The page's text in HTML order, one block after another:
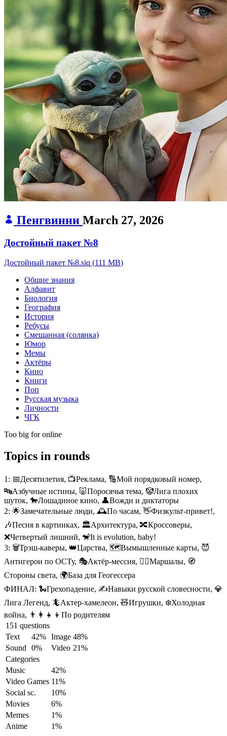
ПенгвинниMarch 27, 2026
Достойный пакет №8
Достойный пакет №8.siq (111 MB)
Общие знания
Алфавит
Биология
География
История
Ребусы
Смешанная (солянка)
Юмор
Мемы
Актёры
Кино
Книги
Поп
Русская музыка
Личности
ЧГК
Too big for online
Topics in rounds
1: 📅Десятилетия, 📺Реклама, 🔢Мой порядковый номер,
🔤Азбучные истины, 🐷Поросячья тема, 🤡Лига плохих
шуток, 🐎Лошадиное кино, 👤Вожди и диктаторы
2: 🌟Замечательные люди, 🕰️По часам, 👋Физкульт-привет!,
🎶Песня в картинках, 🏛️Архитектура, 🔀Кроссоверы,
❌Четвертый лишний, 🐒It is evolution, baby!
3: 🗑️Трэш-каверы, 👑Царства, 🗺️Вымышленные карты, 😈
Антигерои по ОСТу, 🎭Актёр-мессия, 💂‍♂️Маршалы, 🧭
Стороны света, 🌍База для Геогессера
ФИНАЛ: 🐍Грехопадение, ✍️Навыки русской словесности, 💎
Лига Легенд, 🦎Актер-хамелеон, 🧸Игрушки, ❄️Холодная
война, 👨‍👩‍👧‍👦По родителям
151 questions
Text
42% Image 48%
Sound
0% Video 21%
Categories
Music
42%
Video Games 11%
Social sc.
10%
Movies
6%
Memes
1%
Anime
1%